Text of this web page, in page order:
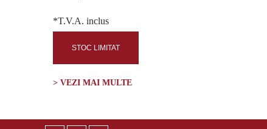
*T.V.A. inclus
STOC LIMITAT
> VEZI MAI MULTE